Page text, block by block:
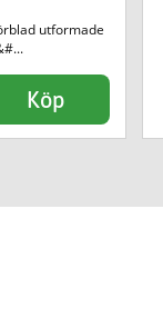
utformade
Köp